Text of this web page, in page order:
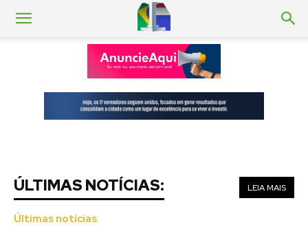
LEIA MAIS
ÚLTIMAS NOTÍCIAS:
Últimas notícias